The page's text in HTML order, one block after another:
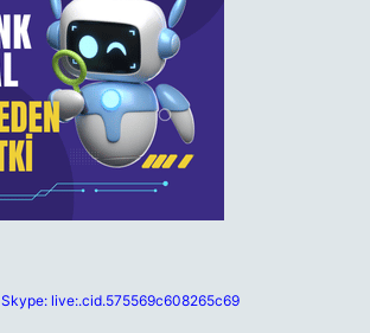
Skype: live:.cid.575569c608265c69